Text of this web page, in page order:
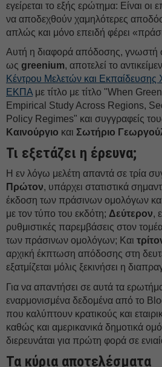
εγείρεται το εξής ερώτημα: Είναι οι
να αποδεχθούν χαμηλότερες
απλώς και μόνο επειδή φέρει
Αυτή η διαφορά απόδοσης, γνωστή
ως greenium, αποτελεί το
Κέντρου Μελετών και Εκπαίδευσης
ΕΚΠΑ με τίτλο με τίτλο "When
Empirical Study Across Regions,
Policy Regimes" και συγγραφείς
Καινούργιο και Σωτήριο
Τι εξετάζει η έρευνα;
Η εν λόγω μελέτη απαντά σε τρία
Πρώτον, υπάρχει στατιστικά
έκδοση των πράσινων ομολόγων
με τον τύπο του εκδότη; Δεύτερον,
ρυθμιστικές παρεμβάσεις στον
των πράσινων ομολόγων; Και
αρχική έκπτωση απόδοσης στη
εξατμίζεται μόλις ξεκινήσει η
Για να απαντήσει σε αυτά τα
εναρμονισμένα δεδομένα από το
που καλύπτουν κρατικούς και
καθώς και αμερικανικά δημοτικά
διερευνάται για πρώτη φορά σε
Τα κύρια αποτελέσματα